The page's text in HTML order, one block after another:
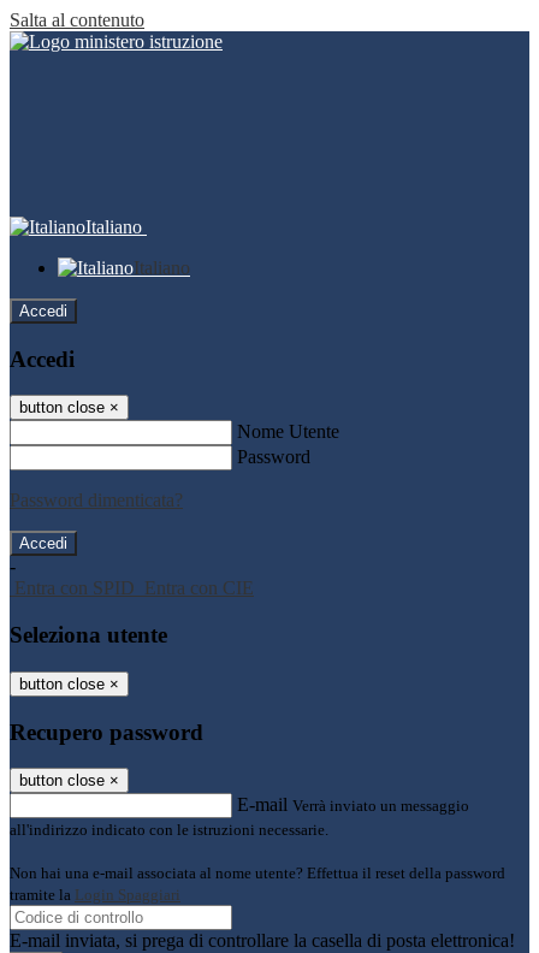
Salta al contenuto
Italiano
Italiano
Accedi
Accedi
button close ×
Nome Utente
Password
Password dimenticata?
-
Entra con SPID Entra con CIE
Seleziona utente
button close ×
Recupero password
button close ×
E-mail Verrà inviato un messaggio
all'indirizzo indicato con le istruzioni necessarie.
Non hai una e-mail associata al nome utente? Effettua il reset della password
tramite la Login Spaggiari
E-mail inviata, si prega di controllare la casella di posta elettronica!